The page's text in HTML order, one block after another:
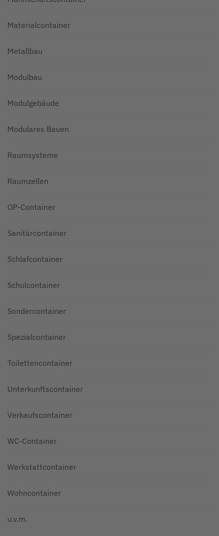
Materialcontainer
Metallbau
Modulbau
Modulgebäude
Modulares Bauen
Raumsysteme
Raumzellen
OP-Container
Sanitärcontainer
Schlafcontainer
Schulcontainer
Sondercontainer
Spezialcontainer
Toilettencontainer
Unterkunftscontainer
Verkaufscontainer
WC-Container
Werkstattcontainer
Wohncontainer
u.v.m.